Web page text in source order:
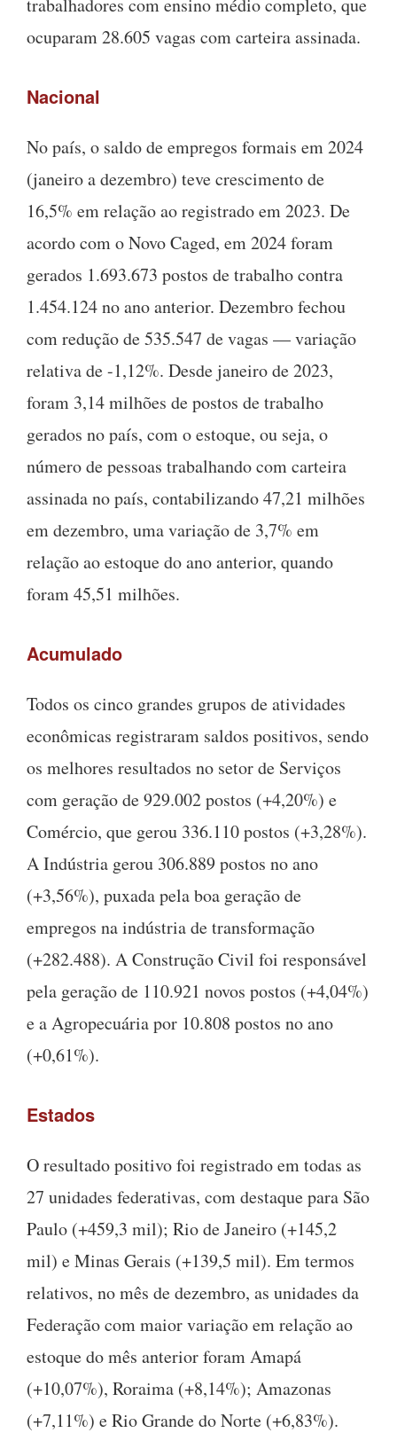
trabalhadores com ensino médio completo, que
ocuparam 28.605 vagas com carteira assinada.
Nacional
No país, o saldo de empregos formais em 2024
(janeiro a dezembro) teve crescimento de
16,5% em relação ao registrado em 2023. De
acordo com o Novo Caged, em 2024 foram
gerados 1.693.673 postos de trabalho contra
1.454.124 no ano anterior. Dezembro fechou
com redução de 535.547 de vagas — variação
relativa de -1,12%. Desde janeiro de 2023,
foram 3,14 milhões de postos de trabalho
gerados no país, com o estoque, ou seja, o
número de pessoas trabalhando com carteira
assinada no país, contabilizando 47,21 milhões
em dezembro, uma variação de 3,7% em
relação ao estoque do ano anterior, quando
foram 45,51 milhões.
Acumulado
Todos os cinco grandes grupos de atividades
econômicas registraram saldos positivos, sendo
os melhores resultados no setor de Serviços
com geração de 929.002 postos (+4,20%) e
Comércio, que gerou 336.110 postos (+3,28%).
A Indústria gerou 306.889 postos no ano
(+3,56%), puxada pela boa geração de
empregos na indústria de transformação
(+282.488). A Construção Civil foi responsável
pela geração de 110.921 novos postos (+4,04%)
e a Agropecuária por 10.808 postos no ano
(+0,61%).
Estados
O resultado positivo foi registrado em todas as
27 unidades federativas, com destaque para São
Paulo (+459,3 mil); Rio de Janeiro (+145,2
mil) e Minas Gerais (+139,5 mil). Em termos
relativos, no mês de dezembro, as unidades da
Federação com maior variação em relação ao
estoque do mês anterior foram Amapá
(+10,07%), Roraima (+8,14%); Amazonas
(+7,11%) e Rio Grande do Norte (+6,83%).